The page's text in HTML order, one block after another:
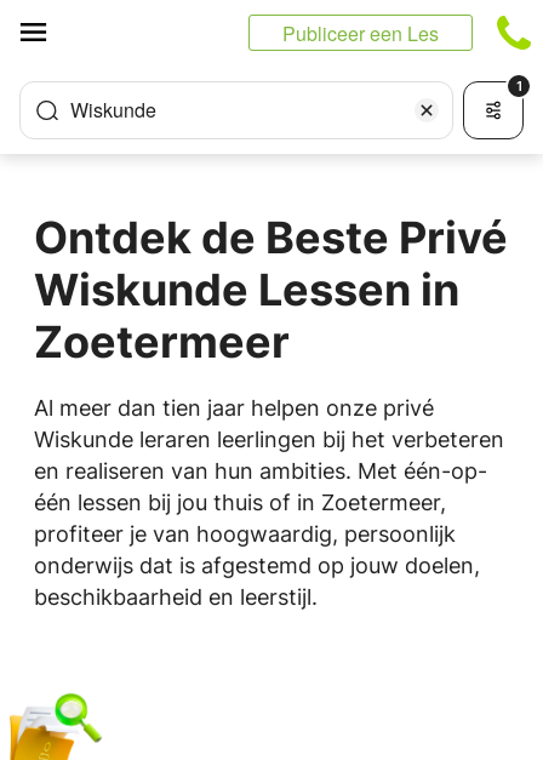
Publiceer een Les
Wiskunde
1
Ontdek de Beste Privé
Wiskunde Lessen in
Zoetermeer
Al meer dan tien jaar helpen onze privé
Wiskunde leraren leerlingen bij het verbeteren
en realiseren van hun ambities. Met één-op-
één lessen bij jou thuis of in Zoetermeer,
profiteer je van hoogwaardig, persoonlijk
onderwijs dat is afgestemd op jouw doelen,
beschikbaarheid en leerstijl.